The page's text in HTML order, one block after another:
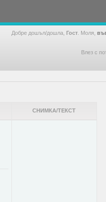
Добре дошъл/дошла, Гост . Моля,
Влез с
СНИМКА/ТЕКСТ